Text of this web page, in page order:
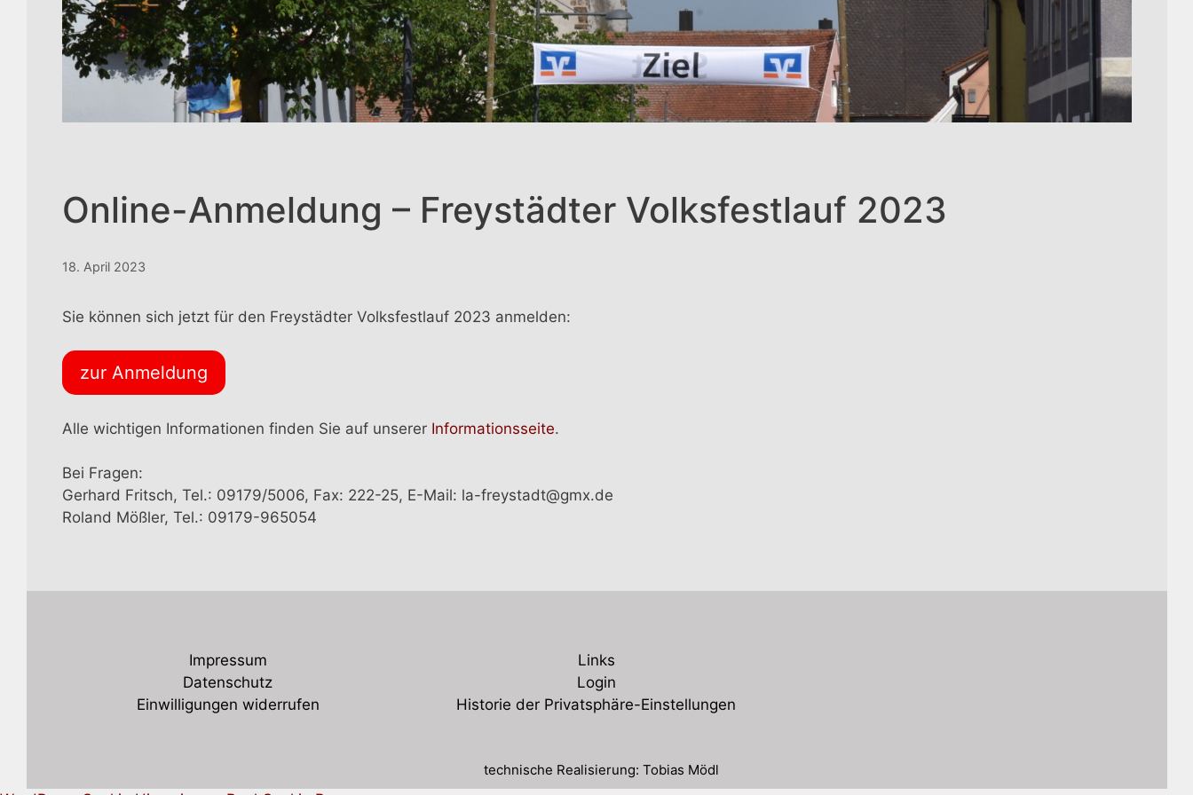
Online-Anmeldung – Freystädter Volksfestlauf 2023
18. April 2023
Sie können sich jetzt für den Freystädter Volksfestlauf 2023 anmelden:
zur Anmeldung
Alle wichtigen Informationen finden Sie auf unserer Informationsseite.
Bei Fragen:
Gerhard Fritsch, Tel.: 09179/5006, Fax: 222-25, E-Mail: la-freystadt@gmx.de
Roland Mößler, Tel.: 09179-965054
Impressum
Datenschutz
Einwilligungen widerrufen
Links
Login
Historie der Privatsphäre-Einstellungen
technische Realisierung: Tobias Mödl